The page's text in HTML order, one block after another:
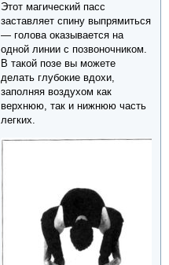
Этот магический пасс
заставляет спину выпрямиться
— голова оказывается на
одной линии с позвоночником.
В такой позе вы можете
делать глубокие вдохи,
заполняя воздухом как
верхнюю, так и нижнюю часть
легких.